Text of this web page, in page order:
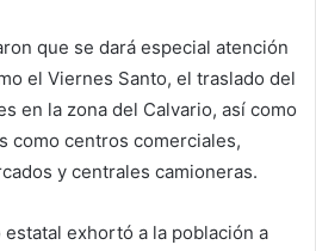
que se dará especial atención
el Viernes Santo, el traslado del
en la zona del Calvario, así como
como centros comerciales,
y centrales camioneras.
exhortó a la población a